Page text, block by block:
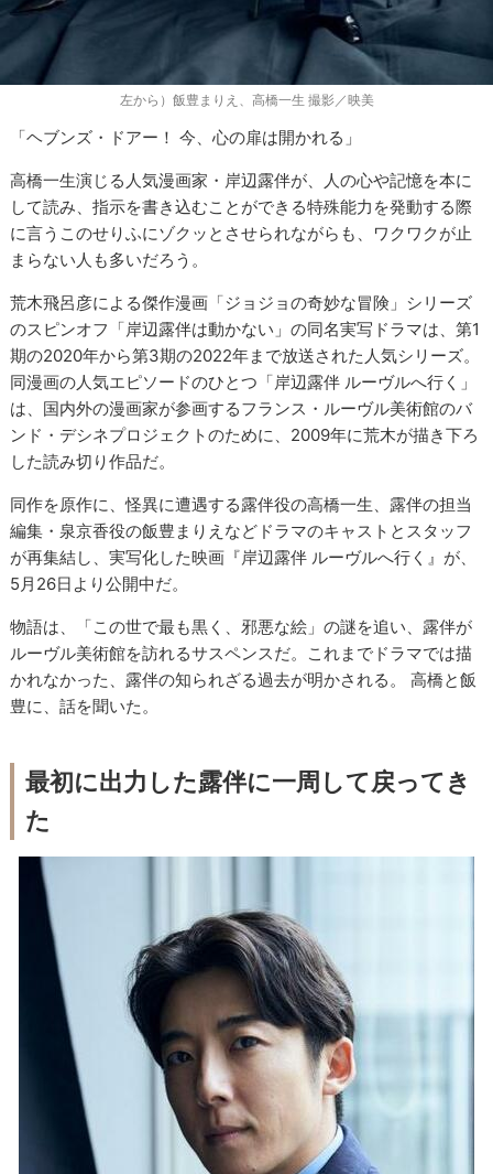
左から）飯豊まりえ、高橋一生 撮影／映美
「ヘブンズ・ドアー！ 今、心の扉は開かれる」
高橋一生演じる人気漫画家・岸辺露伴が、人の心や記憶を本に
して読み、指示を書き込むことができる特殊能力を発動する際
に言うこのせりふにゾクッとさせられながらも、ワクワクが止
まらない人も多いだろう。
荒木飛呂彦による傑作漫画「ジョジョの奇妙な冒険」シリーズ
のスピンオフ「岸辺露伴は動かない」の同名実写ドラマは、第1
期の2020年から第3期の2022年まで放送された人気シリーズ。
同漫画の人気エピソードのひとつ「岸辺露伴 ルーヴルへ行く」
は、国内外の漫画家が参画するフランス・ルーヴル美術館のバ
ンド・デシネプロジェクトのために、2009年に荒木が描き下ろ
した読み切り作品だ。
同作を原作に、怪異に遭遇する露伴役の高橋一生、露伴の担当
編集・泉京香役の飯豊まりえなどドラマのキャストとスタッフ
が再集結し、実写化した映画『岸辺露伴 ルーヴルへ行く』が、
5月26日より公開中だ。
物語は、「この世で最も黒く、邪悪な絵」の謎を追い、露伴が
ルーヴル美術館を訪れるサスペンスだ。これまでドラマでは描
かれなかった、露伴の知られざる過去が明かされる。 高橋と飯
豊に、話を聞いた。
最初に出力した露伴に一周して戻ってき
た